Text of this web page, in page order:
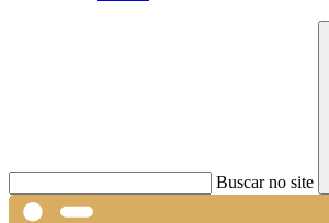
Buscar no site